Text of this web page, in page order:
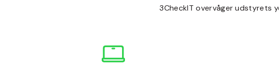
3CheckIT overvåger udstyrets